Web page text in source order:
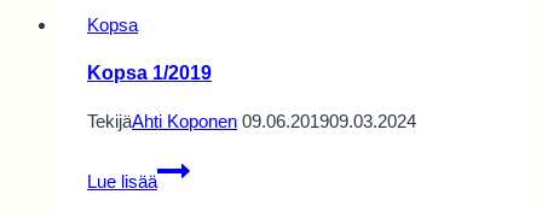
Kopsa
Kopsa 1/2019
TekijäAhti Koponen 09.06.201909.03.2024
Lue lisää
Kopsa
1/2019